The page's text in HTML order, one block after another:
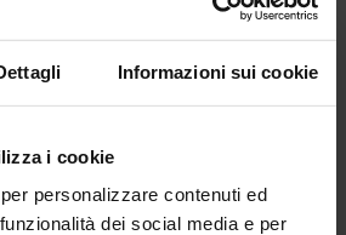
Informazioni sui cookie
i cookie
personalizzare contenuti ed
dei social media e per
vero?